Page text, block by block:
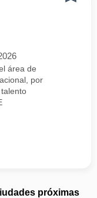
área de
por
próximas